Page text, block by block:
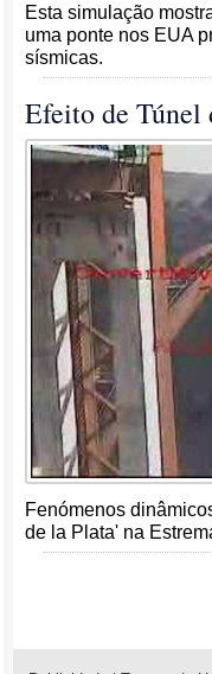
Esta simulação
uma ponte nos EUA
sísmicas.
Efeito de Túnel
Fenómenos
de la Plata' na